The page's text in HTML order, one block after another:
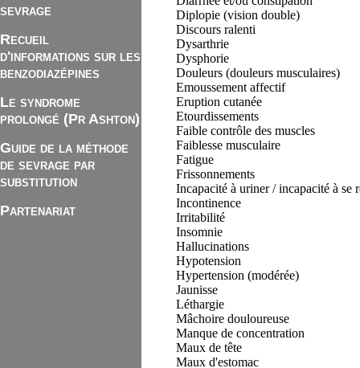
sevrage
Recueil
d'informations sur les
benzodiazépines
Le syndrome
prolongé (Pr Ashton)
Guide de la méthode
de sevrage par
substitution
Partenariat
Diplopie (vision double)
Discours ralenti
Dysarthrie
Dysphorie
Douleurs (douleurs musculaires)
Emoussement affectif
Eruption cutanée
Etourdissements
Faible contrôle des muscles
Faiblesse musculaire
Fatigue
Frissonnements
Incapacité à uriner / incapacité à se
Incontinence
Irritabilité
Insomnie
Hallucinations
Hypotension
Hypertension (modérée)
Jaunisse
Léthargie
Mâchoire douloureuse
Manque de concentration
Maux de tête
Maux d'estomac